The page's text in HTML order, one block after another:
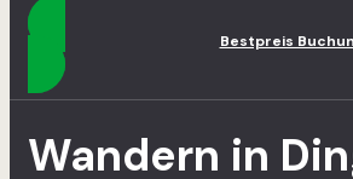
Bestpreis
Wandern in